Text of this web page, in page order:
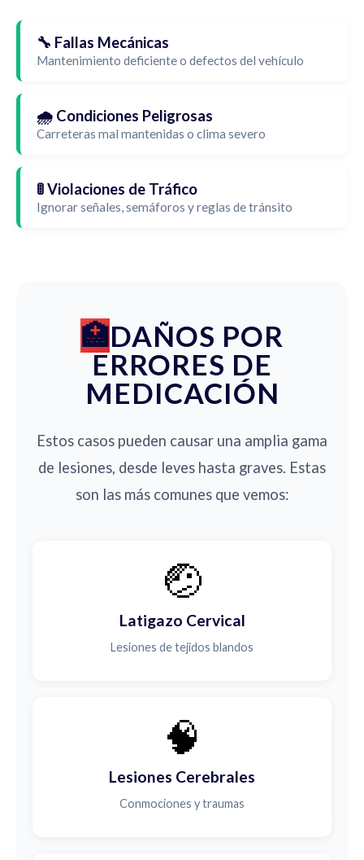
🔧 Fallas Mecánicas
Mantenimiento deficiente o defectos del vehículo
🌧️ Condiciones Peligrosas
Carreteras mal mantenidas o clima severo
🚦 Violaciones de Tráfico
Ignorar señales, semáforos y reglas de tránsito
DAÑOS POR
ERRORES DE
MEDICACIÓN
Estos casos pueden causar una amplia gama
de lesiones, desde leves hasta graves. Estas
son las más comunes que vemos:
🤕
Latigazo Cervical
Lesiones de tejidos blandos
🧠
Lesiones Cerebrales
Conmociones y traumas